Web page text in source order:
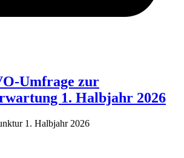
Umfrage zur
1. Halbjahr 2026
1. Halbjahr 2026